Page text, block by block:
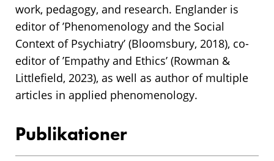
work, pedagogy, and research. Englander is
editor of ’Phenomenology and the Social
Context of Psychiatry’ (Bloomsbury, 2018), co-
editor of ’Empathy and Ethics’ (Rowman &
Littlefield, 2023), as well as author of multiple
articles in applied phenomenology.
Publikationer